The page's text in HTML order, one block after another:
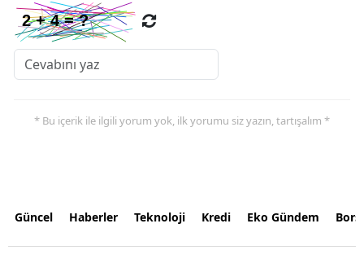
* Bu içerik ile ilgili yorum yok, ilk yorumu siz yazın, tartışalım *
Güncel Haberler Teknoloji Kredi Eko Gündem